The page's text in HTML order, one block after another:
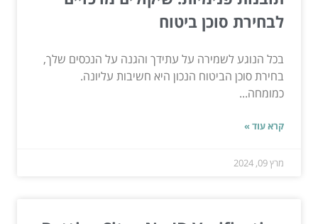
לבחירת סוכן ביטוח
בכל הנוגע לשמירה על עתידך והגנה על הנכסים שלך,
בחירת סוכן הביטוח הנכון היא חשיבות עליונה.
כמומחה...
קרא עוד »
מרץ 09, 2024